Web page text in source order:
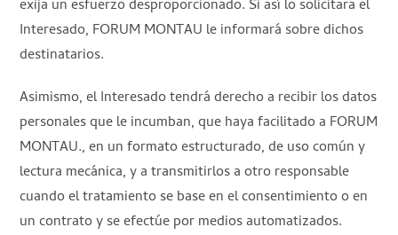
exija un esfuerzo desproporcionado. Si así lo solicitara el
Interesado, FORUM MONTAU le informará sobre dichos
destinatarios.
Asimismo, el Interesado tendrá derecho a recibir los datos
personales que le incumban, que haya facilitado a FORUM
MONTAU., en un formato estructurado, de uso común y
lectura mecánica, y a transmitirlos a otro responsable
cuando el tratamiento se base en el consentimiento o en
un contrato y se efectúe por medios automatizados.